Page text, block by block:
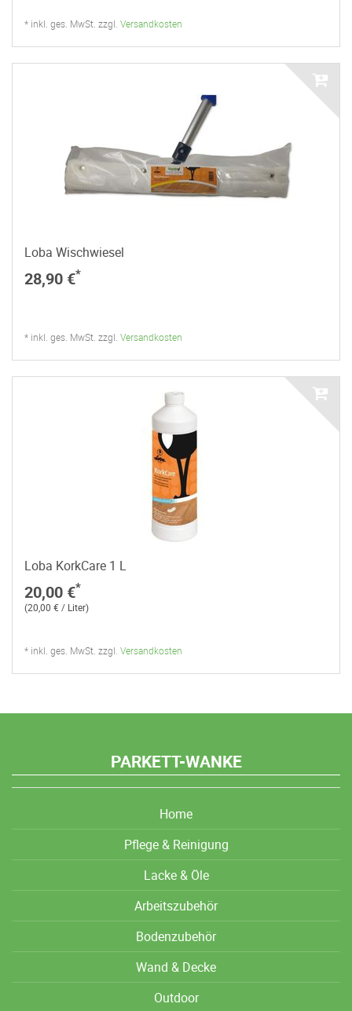
* inkl. ges. MwSt. zzgl. Versandkosten
Loba Wischwiesel
28,90 €*
* inkl. ges. MwSt. zzgl. Versandkosten
Loba KorkCare 1 L
20,00 €*
(20,00 € / Liter)
* inkl. ges. MwSt. zzgl. Versandkosten
PARKETT-WANKE
Home
Pflege & Reinigung
Lacke & Öle
Arbeitszubehör
Bodenzubehör
Wand & Decke
Outdoor